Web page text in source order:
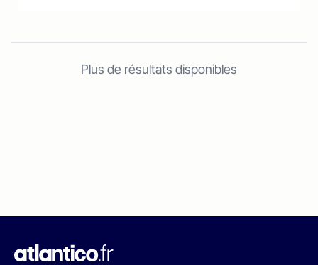
Plus de résultats disponibles